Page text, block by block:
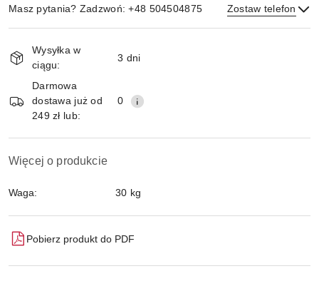
Masz pytania? Zadzwoń: +48 504504875 Zostaw telefon
i
dostawa
Wysyłka w
ciągu:
3 dni
Darmowa
dostawa już od
249 zł lub:
0
Więcej o produkcie
Waga: 30 kg
Pobierz produkt do PDF